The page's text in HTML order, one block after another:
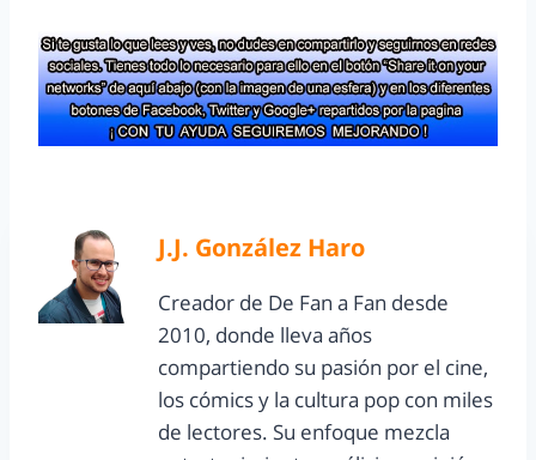
J.J. González Haro
Creador de De Fan a Fan desde
2010, donde lleva años
compartiendo su pasión por el cine,
los cómics y la cultura pop con miles
de lectores. Su enfoque mezcla